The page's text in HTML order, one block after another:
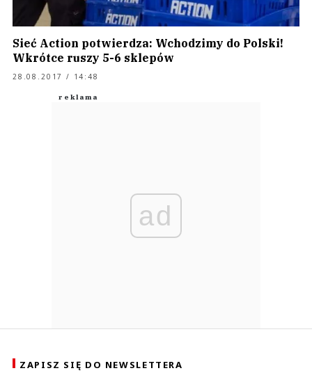
Sieć Action potwierdza: Wchodzimy do Polski!
Wkrótce ruszy 5-6 sklepów
28.08.2017 / 14:48
ad
ZAPISZ SIĘ DO NEWSLETTERA